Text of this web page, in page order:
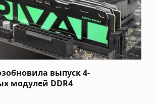
выпуск 4-
модулей DDR4